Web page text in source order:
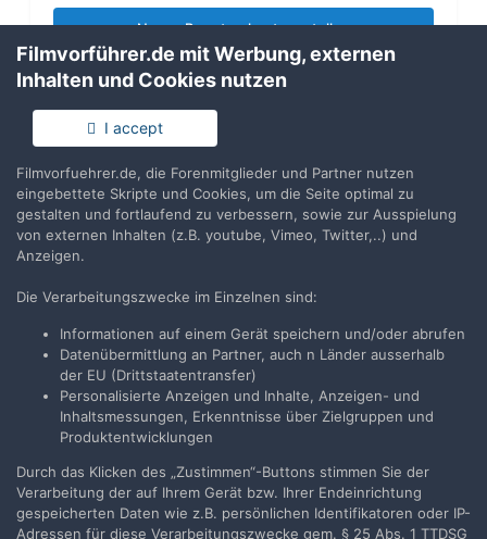
Neues Benutzerkonto erstellen
Du hast bereits ein Benutzerkonto? Melde Dich hier an.
Jetzt anmelden
Teilen Folgen
Zur Themenübersicht
Filmvorführer.de via Google durchsuchen:
Filmvorführer.de mit Werbung, externen
Inhalten und Cookies nutzen
I accept
Filmvorfuehrer.de, die Forenmitglieder und Partner nutzen
eingebettete Skripte und Cookies, um die Seite optimal zu
gestalten und fortlaufend zu verbessern, sowie zur Ausspielung
von externen Inhalten (z.B. youtube, Vimeo, Twitter,..) und
Anzeigen.
Die Verarbeitungszwecke im Einzelnen sind:
Informationen auf einem Gerät speichern und/oder abrufen
Datenübermittlung an Partner, auch n Länder ausserhalb
der EU (Drittstaatentransfer)
Personalisierte Anzeigen und Inhalte, Anzeigen- und
Inhaltsmessungen, Erkenntnisse über Zielgruppen und
Produktentwicklungen
Durch das Klicken des „Zustimmen“-Buttons stimmen Sie der
Verarbeitung der auf Ihrem Gerät bzw. Ihrer Endeinrichtung
gespeicherten Daten wie z.B. persönlichen Identifikatoren oder IP-
Adressen für diese Verarbeitungszwecke gem. § 25 Abs. 1 TTDSG